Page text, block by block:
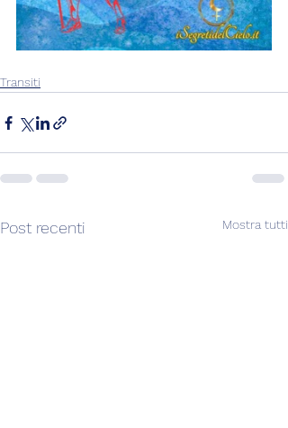
Transiti
Post recenti Mostra tutti